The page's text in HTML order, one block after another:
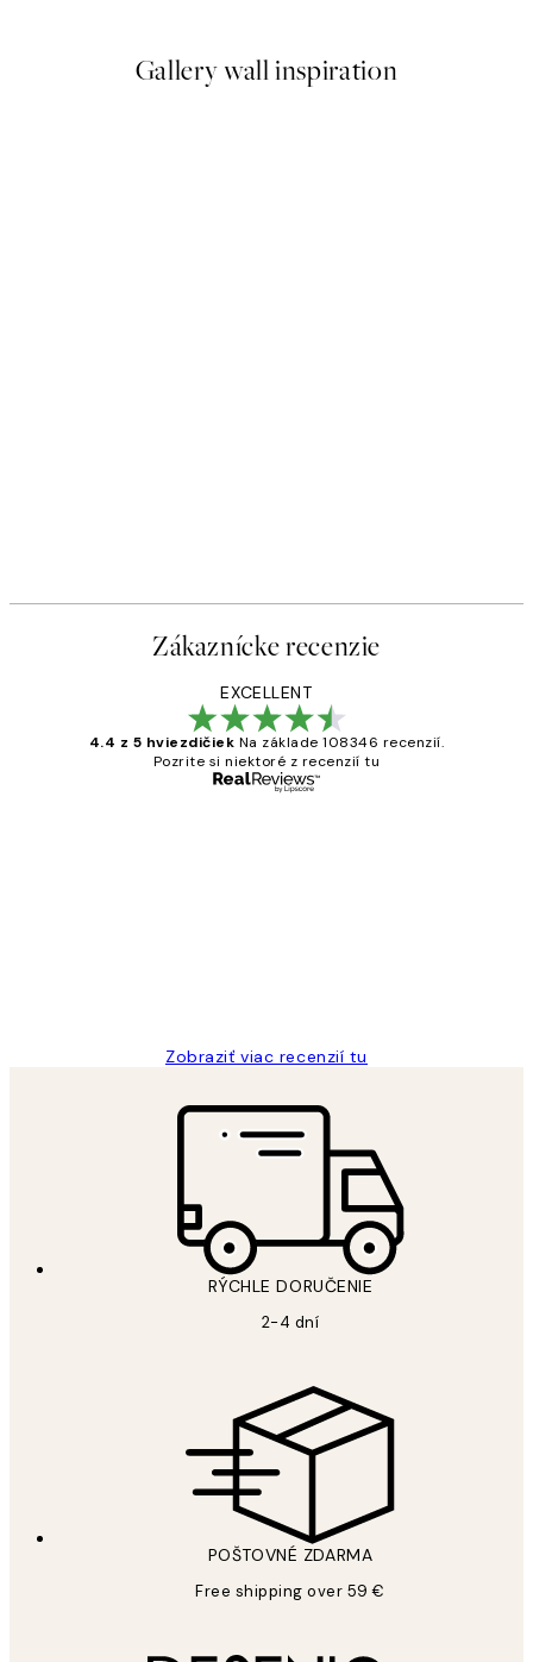
Gallery wall inspiration
Zákaznícke recenzie
EXCELLENT
4.4 z 5 hviezdičiek Na základe 108346 recenzií.
Pozrite si niektoré z recenzií tu
Zobraziť viac recenzií tu
RÝCHLE DORUČENIE
2-4 dní
POŠTOVNÉ ZDARMA
Free shipping over 59 €